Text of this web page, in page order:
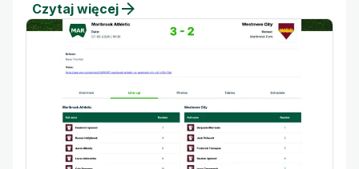
Czytaj więcej